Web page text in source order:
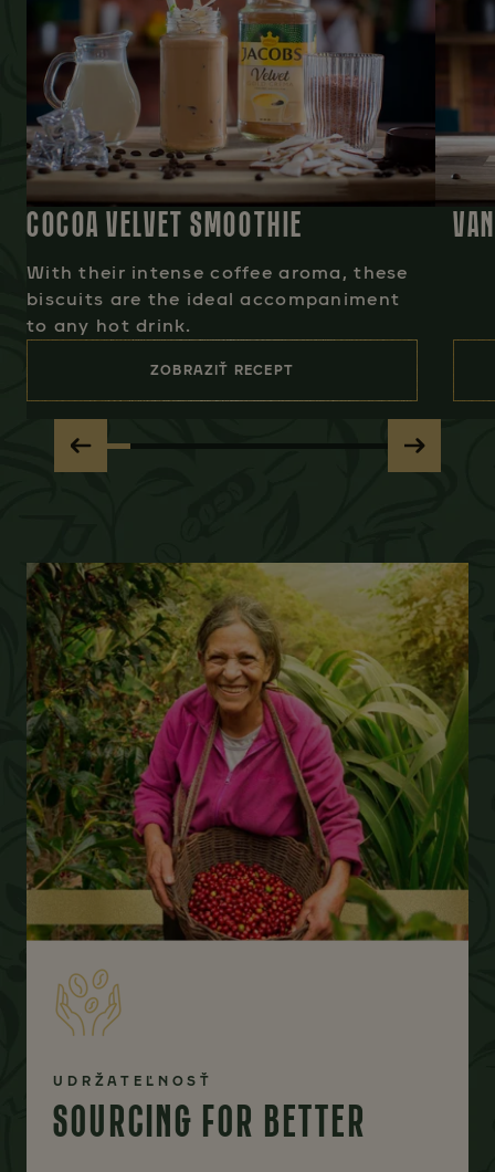
COCOA VELVET SMOOTHIE
With their intense coffee aroma, these
biscuits are the ideal accompaniment
to any hot drink.
ZOBRAZIŤ RECEPT
UDRŽATEĽNOSŤ
SOURCING FOR BETTER